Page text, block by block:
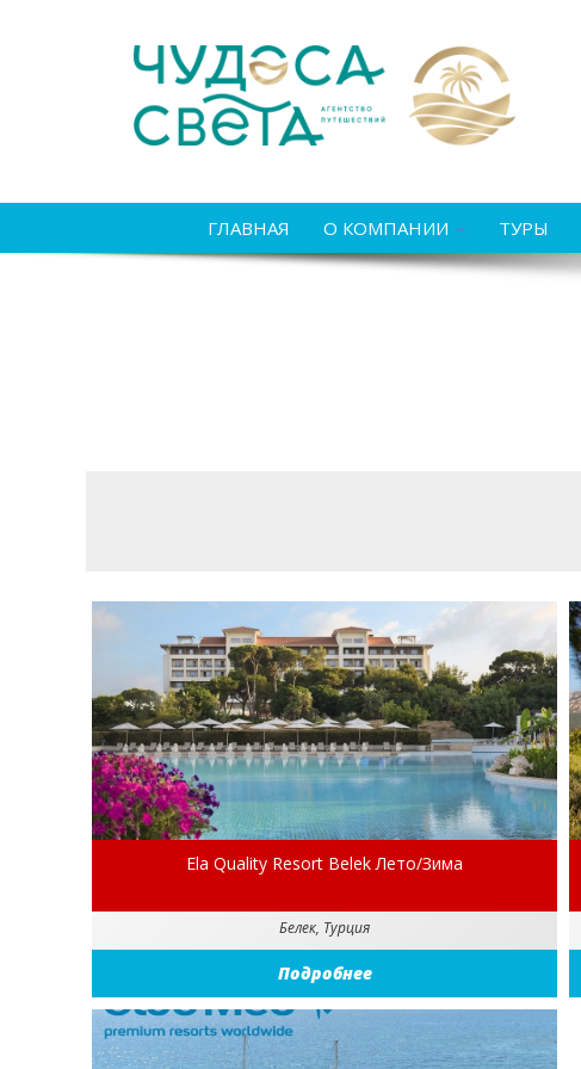
ГЛАВНАЯ О КОМПАНИИ ТУРЫ
Ela Quality Resort Belek Лето/Зима
Белек, Турция
Подробнее